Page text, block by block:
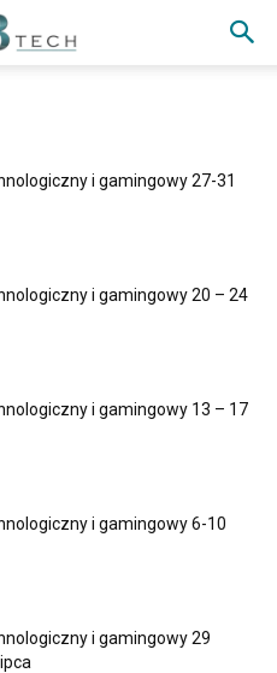
i gamingowy 27-31
i gamingowy 20 – 24
i gamingowy 13 – 17
i gamingowy 6-10
i gamingowy 29